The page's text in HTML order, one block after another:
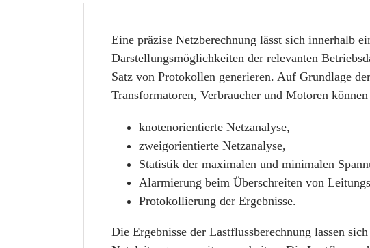
Eine präzise Netzberechnung lässt sich innerhalb
Darstellungsmöglichkeiten der relevanten
Satz von Protokollen generieren. Auf Grundlage
Transformatoren, Verbraucher und Motoren
knotenorientierte Netzanalyse,
zweigorientierte Netzanalyse,
Statistik der maximalen und minimalen
Alarmierung beim Überschreiten von
Protokollierung der Ergebnisse.
Die Ergebnisse der Lastflussberechnung lassen